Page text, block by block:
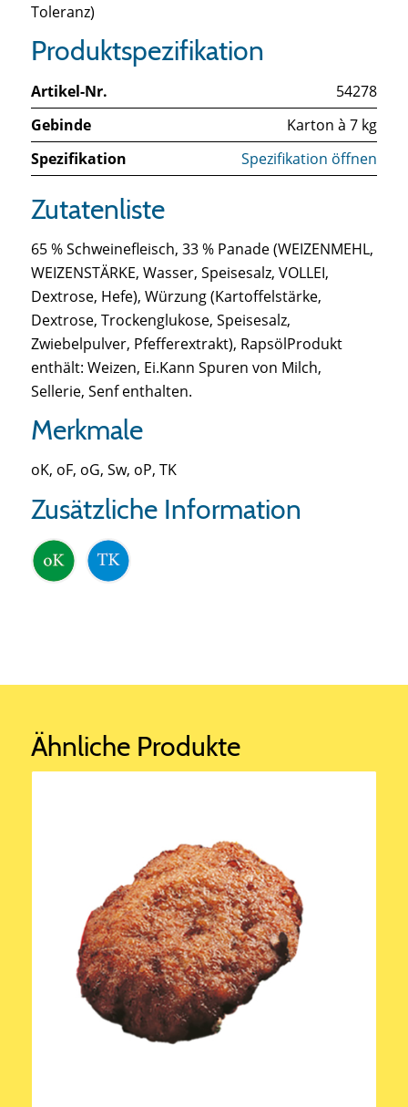
Toleranz)
Produktspezifikation
Artikel-Nr.
54278
Gebinde
Karton à 7 kg
Spezifikation
Spezifikation öffnen
Zutatenliste
65 % Schweinefleisch, 33 % Panade (WEIZENMEHL,
WEIZENSTÄRKE, Wasser, Speisesalz, VOLLEI,
Dextrose, Hefe), Würzung (Kartoffelstärke,
Dextrose, Trockenglukose, Speisesalz,
Zwiebelpulver, Pfefferextrakt), RapsölProdukt
enthält: Weizen, Ei.Kann Spuren von Milch,
Sellerie, Senf enthalten.
Merkmale
oK, oF, oG, Sw, oP, TK
Zusätzliche Information
Ähnliche Produkte